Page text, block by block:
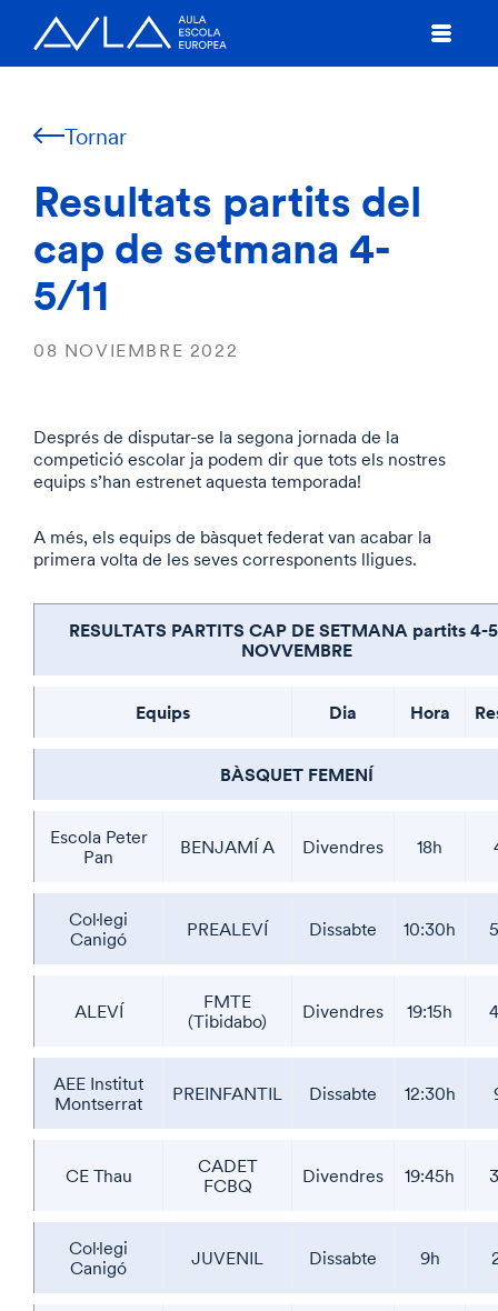
Tornar
Resultats partits del
cap de setmana 4-
5/11
08 NOVIEMBRE 2022
Després de disputar-se la segona jornada de la
competició escolar ja podem dir que tots els nostres
equips s’han estrenet aquesta temporada!
A més, els equips de bàsquet federat van acabar la
primera volta de les seves corresponents lligues.
RESULTATS PARTITS CAP DE SETMANA partits 4-
NOVVEMBRE
Equips Dia Hora
BÀSQUET FEMENÍ
Escola Peter
Pan
BENJAMÍ A Divendres 18h
Col·legi
Canigó
PREALEVÍ Dissabte 10:30h
ALEVÍ
FMTE
(Tibidabo)
Divendres 19:15h
AEE Institut
Montserrat
PREINFANTIL Dissabte 12:30h
CE Thau
CADET
FCBQ
Divendres 19:45h
Col·legi
Canigó
JUVENIL Dissabte 9h